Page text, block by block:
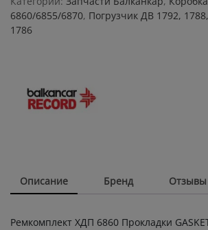
/
6860
вилочного
6860/6855/6870, Погрузчик ДВ 1792,
1786
Описание Бренд Отзывы
Ремкомплект ХДП 6860 Прокладки